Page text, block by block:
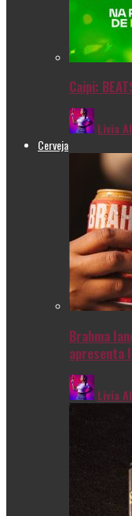
Caipi:
Livia
Cerveja
Brahma
apresenta
Livia